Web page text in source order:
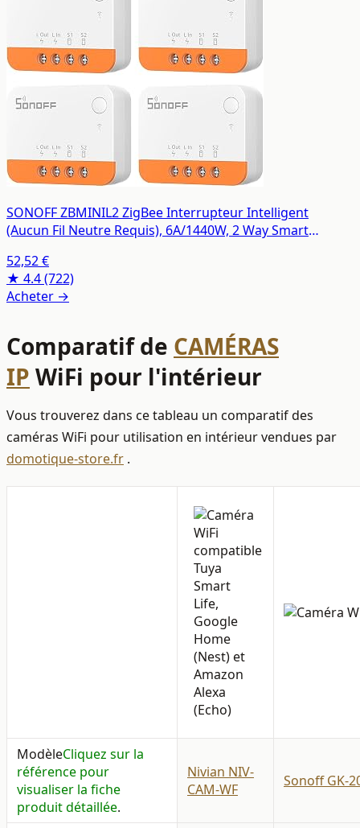
SONOFF ZBMINIL2 ZigBee Interrupteur Intelligent
(Aucun Fil Neutre Requis), 6A/1440W, 2 Way Smart
Assistant, SONOFF ZigBee Hub Requis (4 Pack)
52,52 €
★ 4.4(722)
Acheter →
Comparatif de CAMÉRAS
IP WiFi pour l'intérieur
Vous trouverez dans ce tableau un comparatif des
caméras WiFi pour utilisation en intérieur vendues par
domotique-store.fr .
ModèleCliquez sur la
référence pour
visualiser la fiche
produit détaillée.
Nivian NIV-
CAM-WF
Sonoff GK-